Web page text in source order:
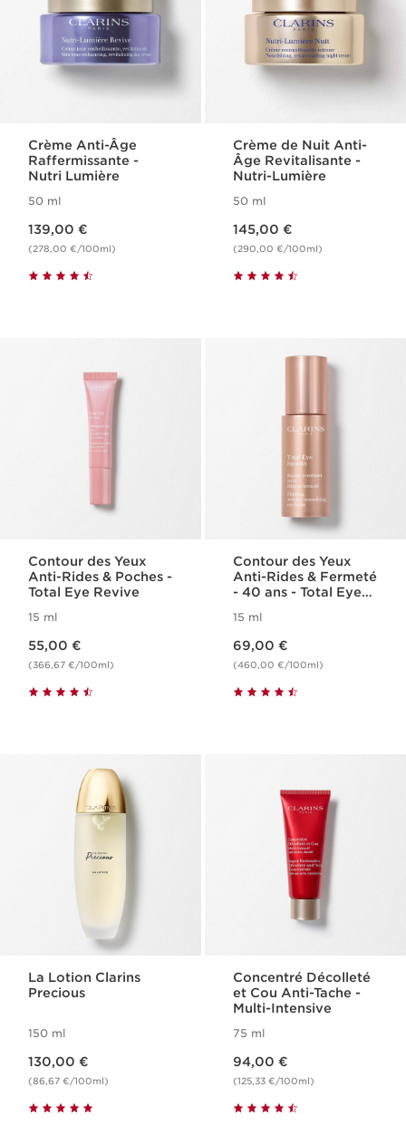
Crème Anti-Âge
Raffermissante -
Nutri Lumière
50 ml
139,00 €
(278,00 €/100ml)
Crème de Nuit Anti-
Âge Revitalisante -
Nutri-Lumière
50 ml
145,00 €
(290,00 €/100ml)
Contour des Yeux
Anti-Rides & Poches -
Total Eye Revive
15 ml
55,00 €
(366,67 €/100ml)
Contour des Yeux
Anti-Rides & Fermeté
- 40 ans - Total Eye
15 ml
69,00 €
(460,00 €/100ml)
La Lotion Clarins
Precious
150 ml
130,00 €
(86,67 €/100ml)
Concentré Décolleté
et Cou Anti-Tache -
Multi-Intensive
75 ml
94,00 €
(125,33 €/100ml)